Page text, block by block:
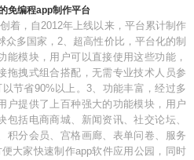
免编程app制作平台
着，自2012年上线以来，平台累计制作
众多国家，2、超高性价比，平台化的制
能模块，用户可以直接使用这些功能，
拖拽式组合搭配，无需专业技术人员参
节省90%以上。3、功能丰富，经过多
户提供了上百种强大的功能模块，用户
括电商商城、新闻资讯、社交论坛、
积分会员、宫格画廊、表单问卷、服务
大家快速制作app软件应用公园，同时